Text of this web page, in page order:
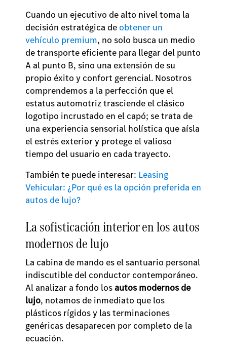
Cuando un ejecutivo de alto nivel toma la
decisión estratégica de obtener un
vehículo premium, no solo busca un medio
de transporte eficiente para llegar del punto
A al punto B, sino una extensión de su
propio éxito y confort gerencial. Nosotros
comprendemos a la perfección que el
estatus automotriz trasciende el clásico
logotipo incrustado en el capó; se trata de
una experiencia sensorial holística que aísla
el estrés exterior y protege el valioso
tiempo del usuario en cada trayecto.
También te puede interesar: Leasing
Vehicular: ¿Por qué es la opción preferida en
autos de lujo?
La sofisticación interior en los autos
modernos de lujo
La cabina de mando es el santuario personal
indiscutible del conductor contemporáneo.
Al analizar a fondo los autos modernos de
lujo, notamos de inmediato que los
plásticos rígidos y las terminaciones
genéricas desaparecen por completo de la
ecuación.